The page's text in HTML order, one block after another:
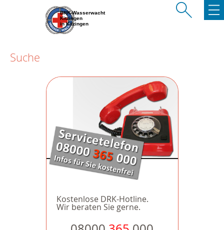
BRK-Wasserwacht
Kitzingen
in Kitzingen
Suche
Kostenlose DRK-Hotline.
Wir beraten Sie gerne.